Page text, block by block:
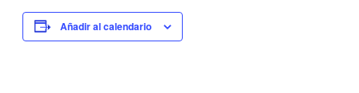
Añadir al calendario